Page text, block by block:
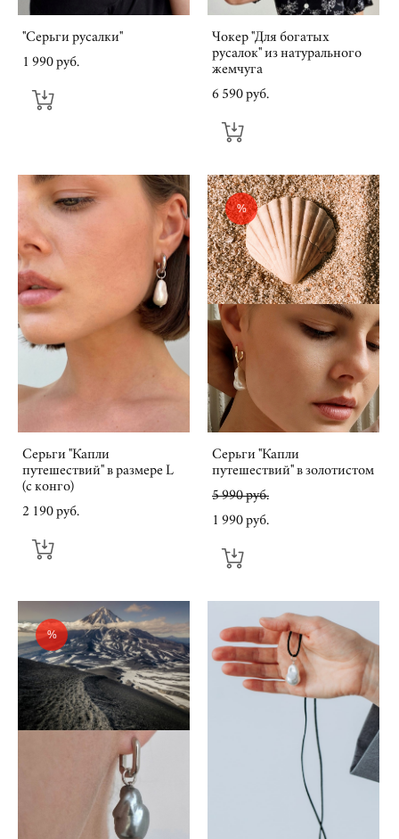
"Серьги русалки"
1 990 pуб.
Чокер "Для богатых
русалок" из натурального
жемчуга
6 590 pуб.
Серьги "Капли
путешествий" в размере L
(с конго)
2 190 pуб.
%
Серьги "Капли
путешествий" в золотистом
5 990 pуб.
1 990 pуб.
%